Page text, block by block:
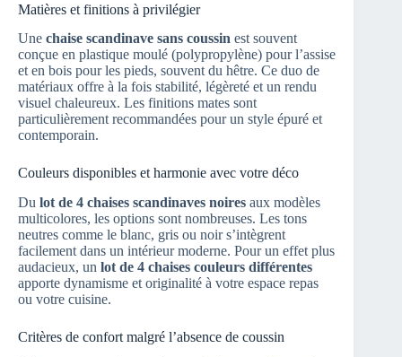
Matières et finitions à privilégier
Une chaise scandinave sans coussin est souvent
conçue en plastique moulé (polypropylène) pour l’assise
et en bois pour les pieds, souvent du hêtre. Ce duo de
matériaux offre à la fois stabilité, légèreté et un rendu
visuel chaleureux. Les finitions mates sont
particulièrement recommandées pour un style épuré et
contemporain.
Couleurs disponibles et harmonie avec votre déco
Du lot de 4 chaises scandinaves noires aux modèles
multicolores, les options sont nombreuses. Les tons
neutres comme le blanc, gris ou noir s’intègrent
facilement dans un intérieur moderne. Pour un effet plus
audacieux, un lot de 4 chaises couleurs différentes
apporte dynamisme et originalité à votre espace repas
ou votre cuisine.
Critères de confort malgré l’absence de coussin